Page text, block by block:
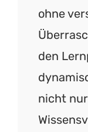
ohne
den
nicht